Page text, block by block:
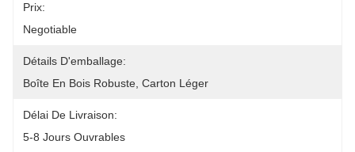
Prix:
Negotiable
Détails D'emballage:
Boîte En Bois Robuste, Carton Léger
Délai De Livraison:
5-8 Jours Ouvrables